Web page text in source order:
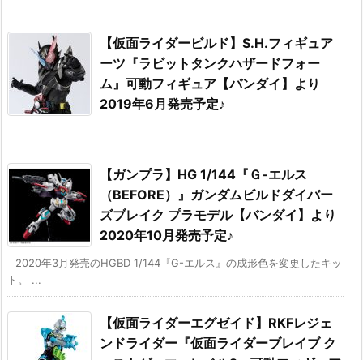
【仮面ライダービルド】S.H.フィギュア
ーツ『ラビットタンクハザードフォー
ム』可動フィギュア【バンダイ】より
2019年6月発売予定♪
【ガンプラ】HG 1/144『Ｇ-エルス
（BEFORE）』ガンダムビルドダイバー
ズブレイク プラモデル【バンダイ】より
2020年10月発売予定♪
2020年3月発売のHGBD 1/144『G-エルス』の成形色を変更したキッ
ト。 ...
【仮面ライダーエグゼイド】RKFレジェ
ンドライダー『仮面ライダーブレイブ ク